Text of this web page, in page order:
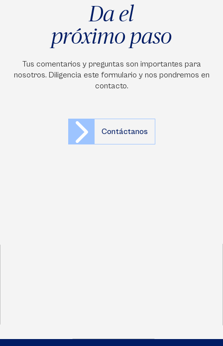
Da el
próximo paso
Tus comentarios y preguntas son importantes para
nosotros. Diligencia este formulario y nos pondremos en
contacto.
Contáctanos